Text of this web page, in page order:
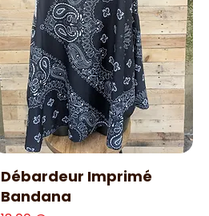
Aperçu rapide
Débardeur Imprimé
Bandana